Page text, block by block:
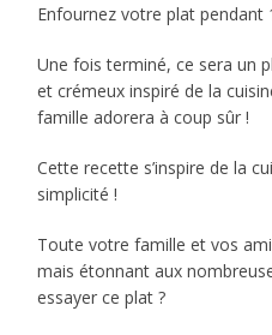
Enfournez votre plat pendant
Une fois terminé, ce sera un
et crémeux inspiré de la
famille adorera à coup sûr !
Cette recette s’inspire de la
simplicité !
Toute votre famille et vos
mais étonnant aux
essayer ce plat ?